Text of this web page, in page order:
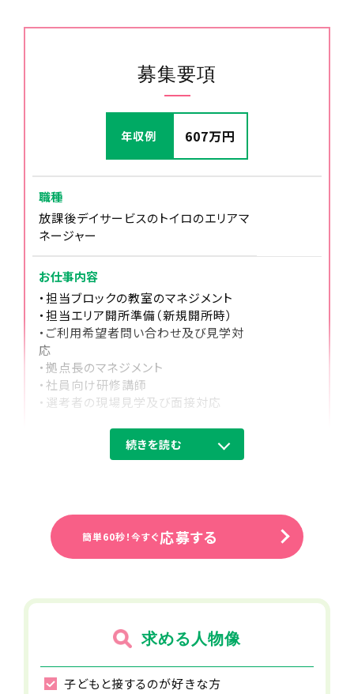
子ども達が教室に到着
募集要項
続きを読む
年収例 607万円
職種
放課後デイサービスのトイロのエリアマ
ネージャー
お仕事内容
・担当ブロックの教室のマネジメント
・担当エリア開所準備（新規開所時）
・ご利用希望者問い合わせ及び見学対
応
・拠点長のマネジメント
・社員向け研修講師
・選考者の現場見学及び面接対応
神奈川県川崎市宮前区神木本町4-7-1
勤務先住所
JR南武線 久地駅から徒歩で28分
JR南武線 津田山駅から車で8分
事業所名
イロ 神木本町
給与
簡単60秒！今すぐ応募する
求める人物像
子どもと接するのが好きな方